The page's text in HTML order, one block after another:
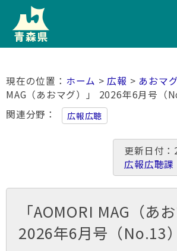
ホーム >広報 > あおマグ
MAG（あおマグ）」 2026年6月号（
関連分野
広報広聴
更新日付
広報広聴課
「AOMORI MAG（あ
2026年6月号（No.13）